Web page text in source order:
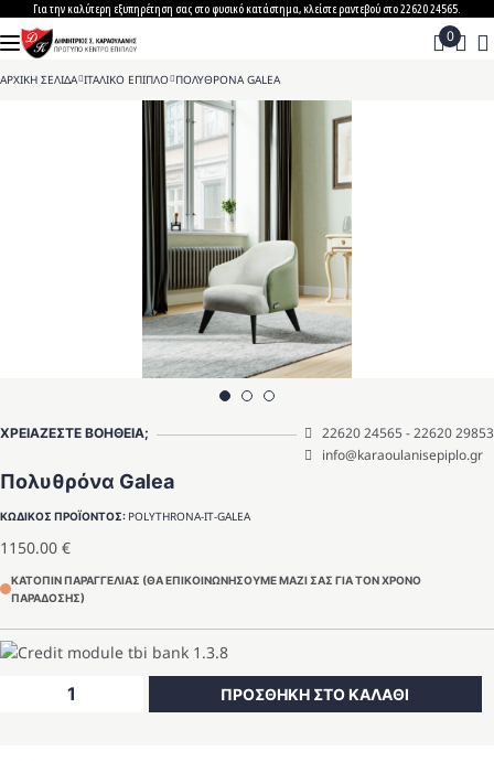
to
content
Για την καλύτερη εξυπηρέτηση σας στο φυσικό κατάστημα, κλείστε ραντεβού στο 22620 24565.
ΑΡΧΙΚΗ ΣΕΛΙΔΑ>ΙΤΑΛΙΚΟ ΕΠΙΠΛΟ>ΠΟΛΥΘΡΟΝΑ GALEA
ΧΡΕΙΑΖΕΣΤΕ ΒΟΗΘΕΙΑ; 22620 24565-22620 29853
info@karaoulanisepiplo.gr
Πολυθρόνα Galea
ΚΩΔΙΚΟΣ ΠΡΟΪΟΝΤΟΣ: POLYTHRONA-IT-GALEA
1150.00 €
ΚΑΤΟΠΙΝ ΠΑΡΑΓΓΕΛΙΑΣ (ΘΑ ΕΠΙΚΟΙΝΩΝΗΣΟΥΜΕ ΜΑΖΙ ΣΑΣ ΓΙΑ ΤΟΝ ΧΡΟΝΟ
ΠΑΡΑΔΟΣΗΣ)
Πολυθρόνα
ΠΡΟΣΘΗΚΗ ΣΤΟ ΚΑΛΑΘΙ